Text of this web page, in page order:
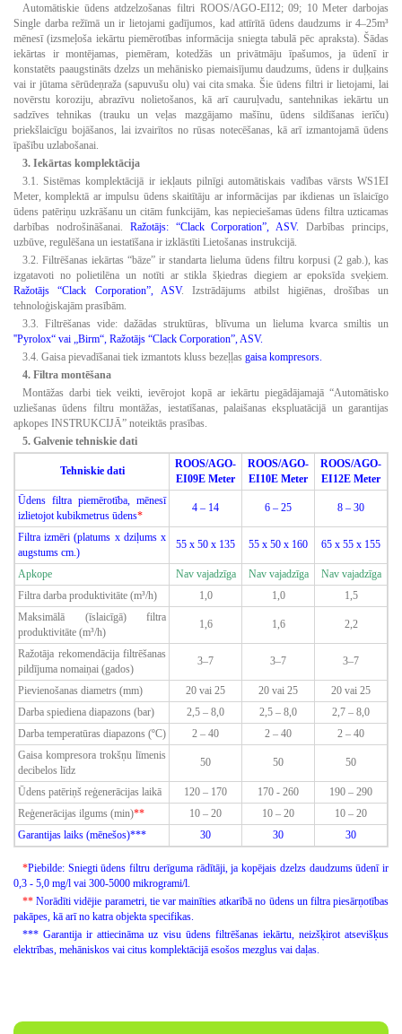
Automātiskie ūdens atdzelzošanas filtri ROOS/AGO-EI12; 09; 10 Meter darbojas
Single darba režīmā un ir lietojami gadījumos, kad attīrītā ūdens daudzums ir 4–25m³
mēnesī (izsmeļoša iekārtu piemērotības informācija sniegta tabulā pēc apraksta). Šādas
iekārtas ir montējamas, piemēram, kotedžās un privātmāju īpašumos, ja ūdenī ir
konstatēts paaugstināts dzelzs un mehānisko piemaisījumu daudzums, ūdens ir duļķains
vai ir jūtama sērūdeņraža (sapuvušu olu) vai cita smaka. Šie ūdens filtri ir lietojami, lai
novērstu koroziju, abrazīvu nolietošanos, kā arī cauruļvadu, santehnikas iekārtu un
sadzīves tehnikas (trauku un veļas mazgājamo mašīnu, ūdens sildīšanas ierīču)
priekšlaicīgu bojāšanos, lai izvairītos no rūsas notecēšanas, kā arī izmantojamā ūdens
īpašību uzlabošanai.
3. Iekārtas komplektācija
3.1. Sistēmas komplektācijā ir iekļauts pilnīgi automātiskais vadības vārsts WS1EI
Meter, komplektā ar impulsu ūdens skaitītāju ar informācijas par ikdienas un īslaicīgo
ūdens patēriņu uzkrāšanu un citām funkcijām, kas nepieciešamas ūdens filtra uzticamas
darbības nodrošināšanai. Ražotājs: “Clack Corporation”, ASV. Darbības princips,
uzbūve, regulēšana un iestatīšana ir izklāstīti Lietošanas instrukcijā.
3.2. Filtrēšanas iekārtas “bāze” ir standarta lieluma ūdens filtru korpusi (2 gab.), kas
izgatavoti no polietilēna un notīti ar stikla šķiedras diegiem ar epoksīda sveķiem.
Ražotājs “Clack Corporation”, ASV. Izstrādājums atbilst higiēnas, drošības un
tehnoloģiskajām prasībām.
3.3. Filtrēšanas vide: dažādas struktūras, blīvuma un lieluma kvarca smiltis un
''Pyrolox“ vai „Birm“, Ražotājs “Clack Corporation”, ASV.
3.4. Gaisa pievadīšanai tiek izmantots kluss bezeļļas gaisa kompresors.
4. Filtra montēšana
Montāžas darbi tiek veikti, ievērojot kopā ar iekārtu piegādājamajā “Automātisko
uzliešanas ūdens filtru montāžas, iestatīšanas, palaišanas ekspluatācijā un garantijas
apkopes INSTRUKCIJĀ” noteiktās prasības.
5. Galvenie tehniskie dati
Tehniskie dati
ROOS/AGO-
EI09E Meter
ROOS/AGO-
EI10E Meter
ROOS/AGO-
EI12E Meter
Ūdens filtra piemērotība, mēnesī
izlietojot kubikmetrus ūdens*
4 – 14 6 – 25 8 – 30
Filtra izmēri (platums x dziļums x
augstums cm.)
55 x 50 x 135 55 x 50 x 160 65 x 55 x 155
Apkope Nav vajadzīga Nav vajadzīga
Nav vajadzīga
Filtra darba produktivitāte (m³/h)
1,0 1,0
1,5
Maksimālā (īslaicīgā) filtra
produktivitāte (m³/h)
1,6 1,6 2,2
Ražotāja rekomendācija filtrēšanas
pildījuma nomaiņai (gados)
3–7 3–7 3–7
Pievienošanas diametrs (mm) 20 vai 25 20 vai 25
20 vai 25
Darba spiediena diapazons (bar)
2,5 – 8,0 2,5 – 8,0
2,7 – 8,0
Darba temperatūras diapazons (ºC)
2 – 40 2 – 40
2 – 40
Gaisa kompresora trokšņu līmenis
decibelos līdz
50 50 50
Ūdens patēriņš reģenerācijas laikā 120 – 170 170 - 260
190 – 290
Reģenerācijas ilgums (min)** 10 – 20 10 – 20
10 – 20
Garantijas laiks (mēnešos)***
30 30 30
*Piebilde: Sniegti ūdens filtru derīguma rādītāji,ja kopējais dzelzs daudzums ūdenī ir
0,3 - 5,0 mg/l vai 300-5000 mikrogrami/l.
** Norādīti vidējie parametri, tie var mainīties atkarībā no ūdens un filtra piesārņotības
pakāpes, kā arī no katra objekta specifikas.
***Garantija ir attiecināma uz visu ūdens filtrēšanas iekārtu, neizšķirot atsevišķus
elektrības, mehāniskos vai citus komplektācijā esošos mezglus vai daļas.